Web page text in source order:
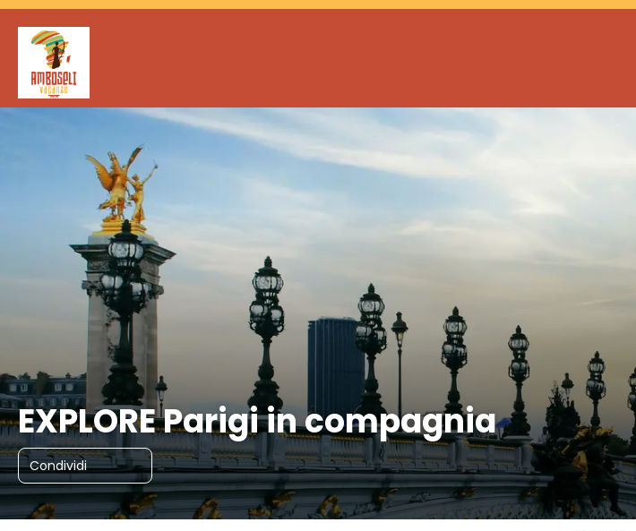
EXPLORE Parigi in compagnia
Condividi